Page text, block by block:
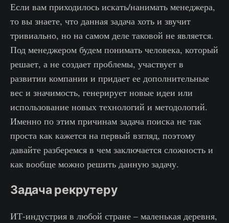
Если вам приходилось искать/нанимать менеджера,
то вы знаете, что данная задача хоть и звучит
тривиально, но на самом деле таковой не является.
Под менеджером будем понимать человека, который
решает, а не создает проблемы, участвует в
развитии компании и придает ее дополнительные
вес и значимость, генерирует новые идеи или
использование новых технологий и методологий.
Именно по этим причинам задача поиска не так
проста как кажется на первый взгляд, поэтому
давайте разберемся в чем заключается сложность и
как вообще можно решить данную задачу.
Задача рекрутеру
ИТ-индустрия в любой стране – маленькая деревня,